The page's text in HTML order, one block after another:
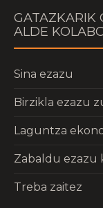
GATAZKARIK
ALDE
Sina ezazu
Birzikla ezazu
Laguntza
Zabaldu ezazu
Treba zaitez